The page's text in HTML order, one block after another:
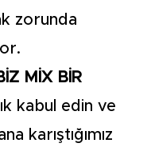
zorunda
MİX BİR
kabul edin ve
karıştığımız